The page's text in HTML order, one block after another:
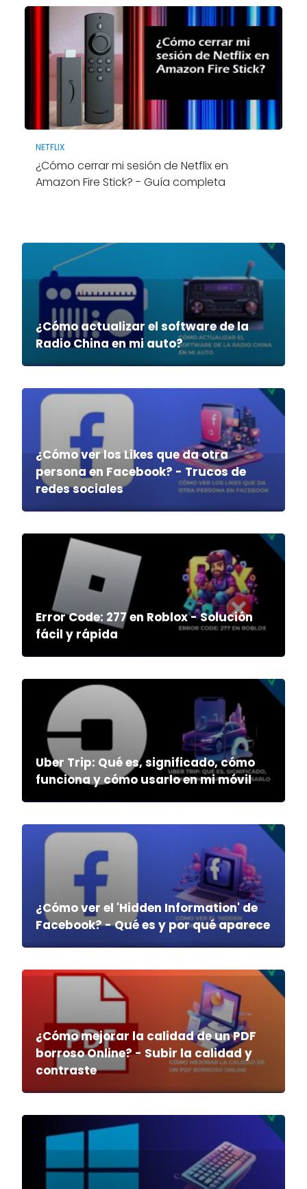
NETFLIX
¿Cómo cerrar mi sesión de Netflix en
Amazon Fire Stick? - Guía completa
¿Cómo actualizar el software de la
Radio China en mi auto?
¿Cómo ver los Likes que da otra
persona en Facebook? - Trucos de
redes sociales
Error Code: 277 en Roblox - Solución
fácil y rápida
Uber Trip: Qué es, significado, cómo
funciona y cómo usarlo en mi móvil
¿Cómo ver el 'Hidden Information' de
Facebook? - Qué es y por qué aparece
¿Cómo mejorar la calidad de un PDF
borroso Online? - Subir la calidad y
contraste